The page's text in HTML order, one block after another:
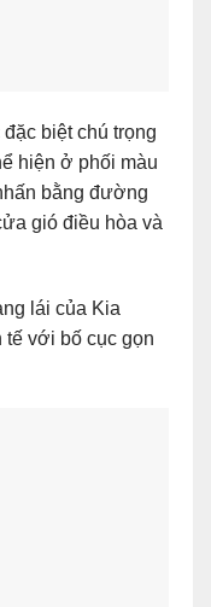
biệt chú trọng
hiện ở phối màu
bằng đường
gió điều hòa và
lái của Kia
tế với bố cục gọn